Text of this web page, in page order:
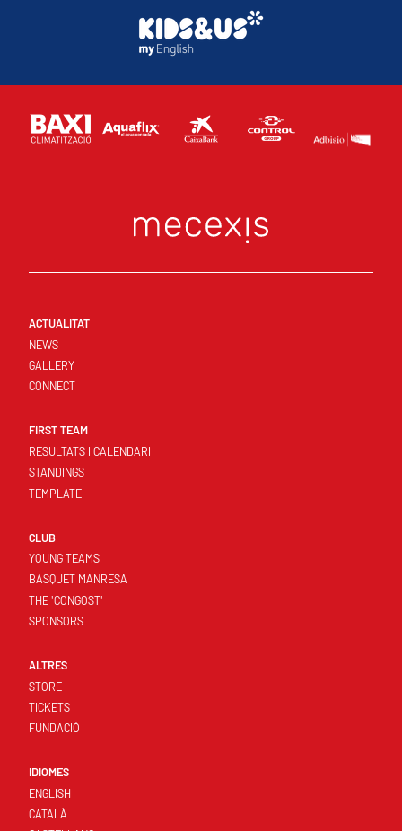
ACTUALITAT
NEWS
GALLERY
CONNECT
FIRST TEAM
RESULTATS I CALENDARI
STANDINGS
TEMPLATE
CLUB
YOUNG TEAMS
BASQUET MANRESA
THE 'CONGOST'
SPONSORS
ALTRES
STORE
TICKETS
FUNDACIÓ
IDIOMES
ENGLISH
CATALÀ